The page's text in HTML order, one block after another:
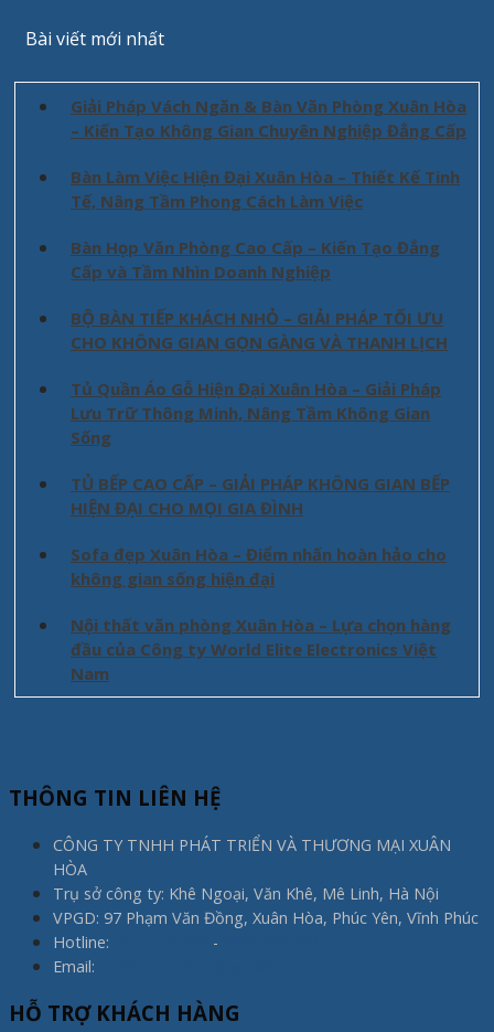
Bài viết mới nhất
Giải Pháp Vách Ngăn & Bàn Văn Phòng Xuân Hòa
– Kiến Tạo Không Gian Chuyên Nghiệp Đẳng Cấp
Bàn Làm Việc Hiện Đại Xuân Hòa – Thiết Kế Tinh
Tế, Nâng Tầm Phong Cách Làm Việc
Bàn Họp Văn Phòng Cao Cấp – Kiến Tạo Đẳng
Cấp và Tầm Nhìn Doanh Nghiệp
BỘ BÀN TIẾP KHÁCH NHỎ – GIẢI PHÁP TỐI ƯU
CHO KHÔNG GIAN GỌN GÀNG VÀ THANH LỊCH
Tủ Quần Áo Gỗ Hiện Đại Xuân Hòa – Giải Pháp
Lưu Trữ Thông Minh, Nâng Tầm Không Gian
Sống
TỦ BẾP CAO CẤP – GIẢI PHÁP KHÔNG GIAN BẾP
HIỆN ĐẠI CHO MỌI GIA ĐÌNH
Sofa đẹp Xuân Hòa – Điểm nhấn hoàn hảo cho
không gian sống hiện đại
Nội thất văn phòng Xuân Hòa – Lựa chọn hàng
đầu của Công ty World Elite Electronics Việt
Nam
THÔNG TIN LIÊN HỆ
CÔNG TY TNHH PHÁT TRIỂN VÀ THƯƠNG MẠI XUÂN
HÒA
Trụ sở công ty: Khê Ngoại, Văn Khê, Mê Linh, Hà Nội
VPGD: 97 Phạm Văn Đồng, Xuân Hòa, Phúc Yên, Vĩnh Phúc
Hotline:
-
Email:
HỖ TRỢ KHÁCH HÀNG